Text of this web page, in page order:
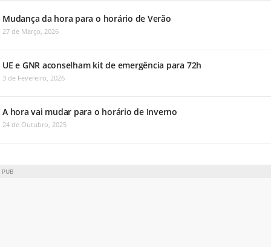
Mudança da hora para o horário de Verão
27 de Março, 2026
UE e GNR aconselham kit de emergência para 72h
3 de Fevereiro, 2026
A hora vai mudar para o horário de Inverno
24 de Outubro, 2025
PUB